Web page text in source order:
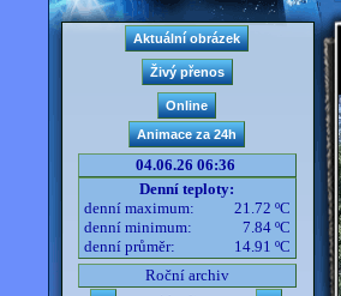
04.06.26 06:36
Denní teploty:
denní maximum:
21.72 ºC
denní minimum:
7.84 ºC
denní průměr:
14.91 ºC
Roční archiv